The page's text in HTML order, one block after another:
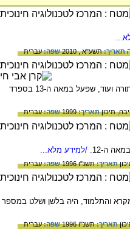
תאריך:תשע"א , 2010 שפה:עברית
המידע בדף זה עוסק ברמב"ן - רבי משה בן-נחמן, שהיה רופא, פילוסוף, מנהיג דתי פרשן תורה ועוד, שפעל במאה ה-13 בספרד
תיכוןתאריך:1999 שפה:עברית
ה-12. /למידע מלא...
תאריך:תשנ"ו 1996 שפה:עברית
והיה מגדולי הפרשנים של המקרא והתלמוד, היה בלשן ושלט במספר
תאריך:תשנ"ו 1996 שפה:עברית